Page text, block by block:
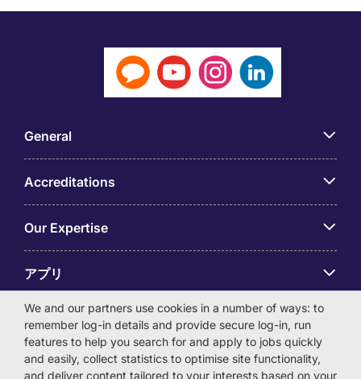
General
Accreditations
Our Expertise
アプリ
Employer Centre
We and our partners use cookies in a number of ways: to
remember log-in details and provide secure log-in, run
features to help you search for and apply to jobs quickly
and easily, collect statistics to optimise site functionality,
and deliver content tailored to your interests based on your